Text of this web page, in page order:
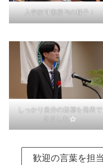
入学許可書授与の様子！
しっかり自分の目標を発表で
きました
歓迎の言葉を担